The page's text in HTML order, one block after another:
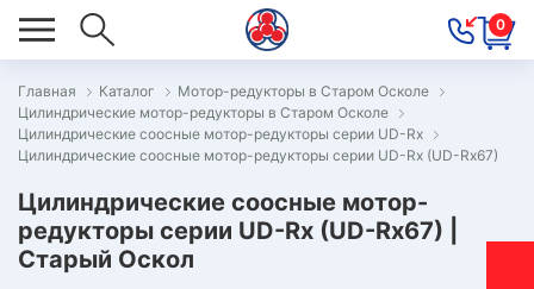
0
Главная Каталог
Мотор-редукторы в Старом Осколе
Цилиндрические мотор-редукторы в Старом Осколе
Цилиндрические соосные мотор-редукторы серии UD-Rx
Цилиндрические соосные мотор-редукторы серии UD-Rx (UD-Rx67)
Цилиндрические соосные мотор-
редукторы серии UD-Rx (UD-Rx67) |
Старый Оскол